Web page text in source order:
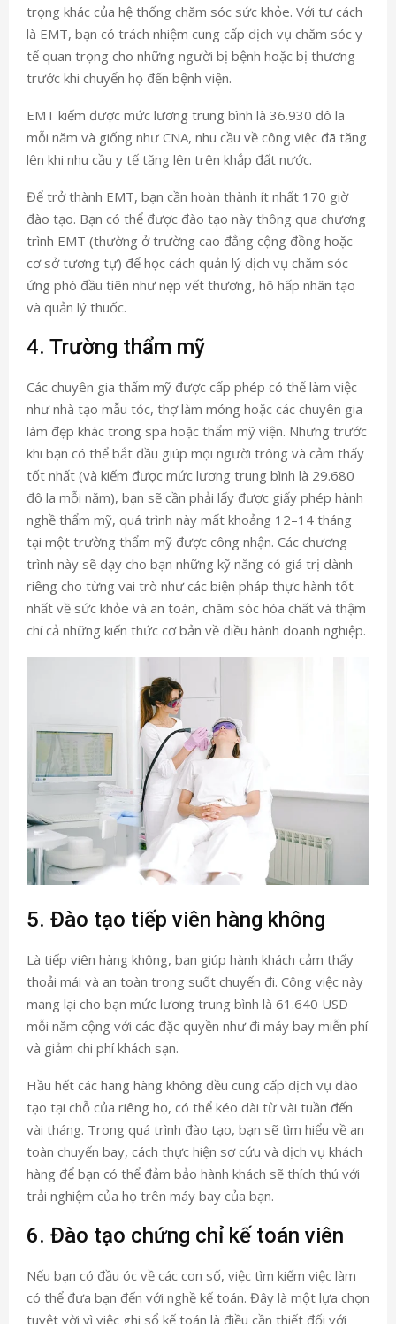
trọng khác của hệ thống chăm sóc sức khỏe. Với tư cách
là EMT, bạn có trách nhiệm cung cấp dịch vụ chăm sóc y
tế quan trọng cho những người bị bệnh hoặc bị thương
trước khi chuyển họ đến bệnh viện.
EMT kiếm được mức lương trung bình là 36.930 đô la
mỗi năm và giống như CNA, nhu cầu về công việc đã tăng
lên khi nhu cầu y tế tăng lên trên khắp đất nước.
Để trở thành EMT, bạn cần hoàn thành ít nhất 170 giờ
đào tạo. Bạn có thể được đào tạo này thông qua chương
trình EMT (thường ở trường cao đẳng cộng đồng hoặc
cơ sở tương tự) để học cách quản lý dịch vụ chăm sóc
ứng phó đầu tiên như nẹp vết thương, hô hấp nhân tạo
và quản lý thuốc.
4. Trường thẩm mỹ
Các chuyên gia thẩm mỹ được cấp phép có thể làm việc
như nhà tạo mẫu tóc, thợ làm móng hoặc các chuyên gia
làm đẹp khác trong spa hoặc thẩm mỹ viện. Nhưng trước
khi bạn có thể bắt đầu giúp mọi người trông và cảm thấy
tốt nhất (và kiếm được mức lương trung bình là 29.680
đô la mỗi năm), bạn sẽ cần phải lấy được giấy phép hành
nghề thẩm mỹ, quá trình này mất khoảng 12–14 tháng
tại một trường thẩm mỹ được công nhận. Các chương
trình này sẽ dạy cho bạn những kỹ năng có giá trị dành
riêng cho từng vai trò như các biện pháp thực hành tốt
nhất về sức khỏe và an toàn, chăm sóc hóa chất và thậm
chí cả những kiến ​​thức cơ bản về điều hành doanh nghiệp.
5. Đào tạo tiếp viên hàng không
Là tiếp viên hàng không, bạn giúp hành khách cảm thấy
thoải mái và an toàn trong suốt chuyến đi. Công việc này
mang lại cho bạn mức lương trung bình là 61.640 USD
mỗi năm cộng với các đặc quyền như đi máy bay miễn phí
và giảm chi phí khách sạn.
Hầu hết các hãng hàng không đều cung cấp dịch vụ đào
tạo tại chỗ của riêng họ, có thể kéo dài từ vài tuần đến
vài tháng. Trong quá trình đào tạo, bạn sẽ tìm hiểu về an
toàn chuyến bay, cách thực hiện sơ cứu và dịch vụ khách
hàng để bạn có thể đảm bảo hành khách sẽ thích thú với
trải nghiệm của họ trên máy bay của bạn.
6. Đào tạo chứng chỉ kế toán viên
Nếu bạn có đầu óc về các con số, việc tìm kiếm việc làm
có thể đưa bạn đến với nghề kế toán. Đây là một lựa chọn
tuyệt vời vì việc ghi sổ kế toán là điều cần thiết đối với